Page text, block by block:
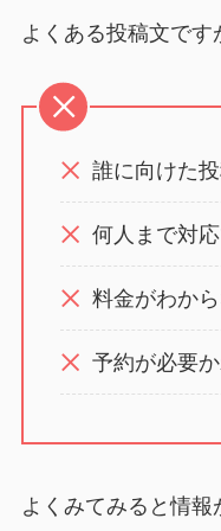
よくある投稿文です
誰に向けた
何人まで対
料金がわか
予約が必要
よくみてみると情報